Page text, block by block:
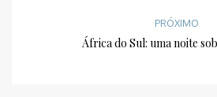
PRÓXIMO
África do Sul: uma noite